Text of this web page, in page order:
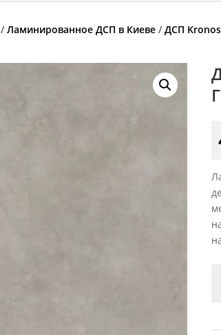
/Ламинированное ДСП в Киеве /ДСП